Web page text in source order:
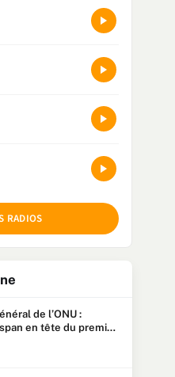
RADIOS
de l’ONU :
en tête du premier
pointe à la 5ᵉ place